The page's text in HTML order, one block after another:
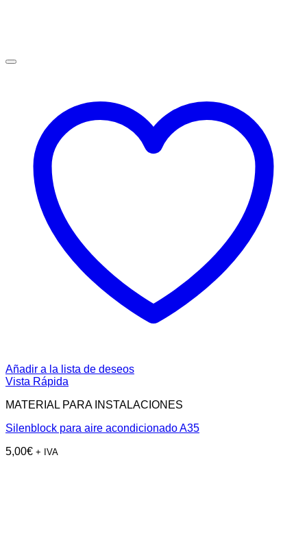
Añadir a la lista de deseos
Vista Rápida
MATERIAL PARA INSTALACIONES
Silenblock para aire acondicionado A35
5,00€ + IVA